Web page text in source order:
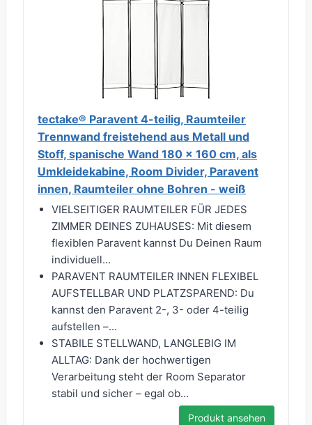
tectake® Paravent 4-teilig, Raumteiler
Trennwand freistehend aus Metall und
Stoff, spanische Wand 180 x 160 cm, als
Umkleidekabine, Room Divider, Paravent
innen, Raumteiler ohne Bohren - weiß
VIELSEITIGER RAUMTEILER FÜR JEDES
ZIMMER DEINES ZUHAUSES: Mit diesem
flexiblen Paravent kannst Du Deinen Raum
individuell...
PARAVENT RAUMTEILER INNEN FLEXIBEL
AUFSTELLBAR UND PLATZSPAREND: Du
kannst den Paravent 2-, 3- oder 4-teilig
aufstellen –...
STABILE STELLWAND, LANGLEBIG IM
ALLTAG: Dank der hochwertigen
Verarbeitung steht der Room Separator
stabil und sicher – egal ob...
Produkt ansehen